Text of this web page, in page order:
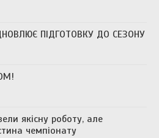
ПІДГОТОВКУ ДО СЕЗОНУ
якісну роботу, але
чемпіонату